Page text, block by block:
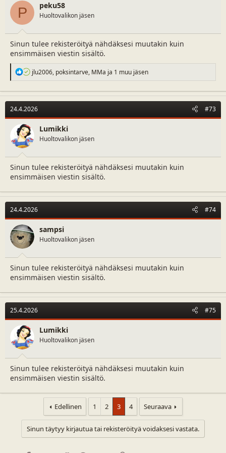
P peku58
Huoltovalikon jäsen
Sinun tulee rekisteröityä nähdäksesi muutakin kuin
ensimmäisen viestin sisältö.
R
e
c
t
i
o
n
s
:
jlu2006, poksintarve, MMa ja 1 muu jäsen
24.4.2026 #73
Lumikki
Huoltovalikon jäsen
Sinun tulee rekisteröityä nähdäksesi muutakin kuin
ensimmäisen viestin sisältö.
24.4.2026 #74
sampsi
Huoltovalikon jäsen
Sinun tulee rekisteröityä nähdäksesi muutakin kuin
ensimmäisen viestin sisältö.
25.4.2026 #75
Lumikki
Huoltovalikon jäsen
Sinun tulee rekisteröityä nähdäksesi muutakin kuin
ensimmäisen viestin sisältö.
Edellinen 1 2 3 4 Seuraava
Sinun täytyy kirjautua tai rekisteröityä voidaksesi vastata.